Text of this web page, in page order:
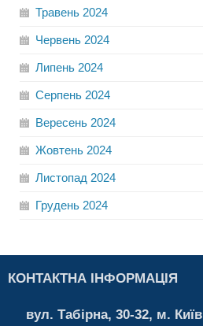
Травень 2024
Червень 2024
Липень 2024
Серпень 2024
Вересень 2024
Жовтень 2024
Листопад 2024
Грудень 2024
КОНТАКТНА ІНФОРМАЦІЯ
вул. Табірна, 30-32, м. Київ